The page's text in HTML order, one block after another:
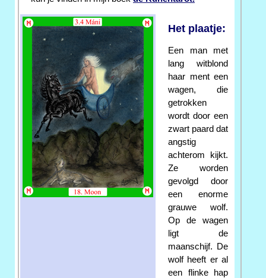
Het plaatje:
Een man met
lang witblond
haar ment een
wagen, die
getrokken
wordt door een
zwart paard dat
angstig
achterom kijkt.
Ze worden
gevolgd door
een enorme
grauwe wolf.
Op de wagen
ligt de
maanschijf. De
wolf heeft er al
een flinke hap